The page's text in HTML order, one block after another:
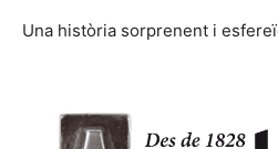
Una història sorprenent i